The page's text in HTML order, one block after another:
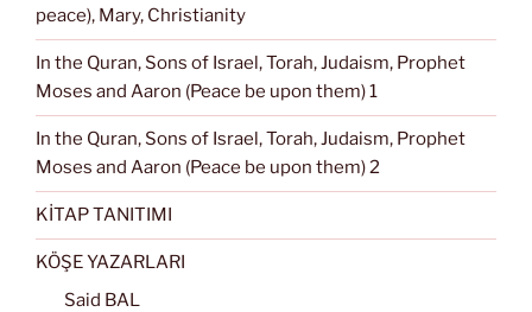
peace), Mary, Christianity
In the Quran, Sons of Israel, Torah, Judaism, Prophet
Moses and Aaron (Peace be upon them) 1
In the Quran, Sons of Israel, Torah, Judaism, Prophet
Moses and Aaron (Peace be upon them) 2
KİTAP TANITIMI
KÖŞE YAZARLARI
Said BAL